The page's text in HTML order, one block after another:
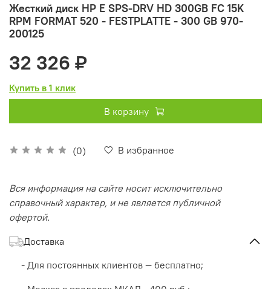
Жесткий диск HP E SPS-DRV HD 300GB FC 15K
RPM FORMAT 520 - FESTPLATTE - 300 GB 970-
200125
(0) В избранное
32 326 ₽
Купить в 1 клик
В корзину
Вся информация на сайте носит исключительно
справочный характер, и не является публичной
офертой.
Доставка
- Для постоянных клиентов — бесплатно;